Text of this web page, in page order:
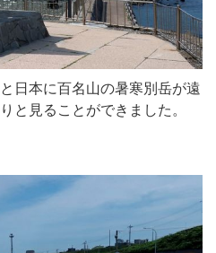
日本に百名山の暑寒別岳が遠
と見ることができました。